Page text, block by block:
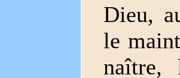
Dieu,
le
naître,